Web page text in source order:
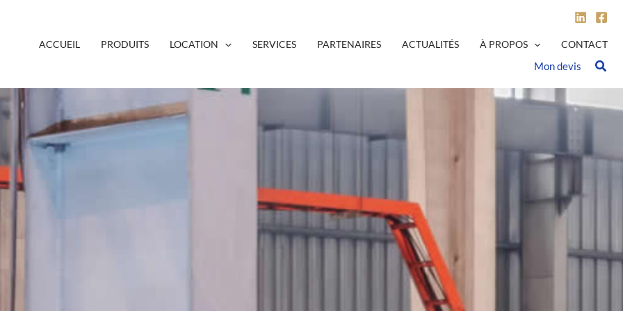
ACCUEIL PRODUITS LOCATION SERVICES PARTENAIRES ACTUALITÉS À PROPOS CONTACT
Mon devis